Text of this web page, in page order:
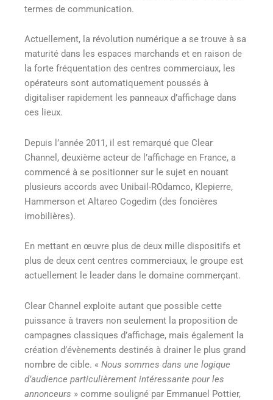
termes de communication.
Actuellement, la révolution numérique a se trouve à sa
maturité dans les espaces marchands et en raison de
la forte fréquentation des centres commerciaux, les
opérateurs sont automatiquement poussés à
digitaliser rapidement les panneaux d’affichage dans
ces lieux.
Depuis l’année 2011, il est remarqué que Clear
Channel, deuxième acteur de l’affichage en France, a
commencé à se positionner sur le sujet en nouant
plusieurs accords avec Unibail-ROdamco, Klepierre,
Hammerson et Altareo Cogedim (des foncières
imobilières).
En mettant en œuvre plus de deux mille dispositifs et
plus de deux cent centres commerciaux, le groupe est
actuellement le leader dans le domaine commerçant.
Clear Channel exploite autant que possible cette
puissance à travers non seulement la proposition de
campagnes classiques d’affichage, mais également la
création d’évènements destinés à drainer le plus grand
nombre de cible. « Nous sommes dans une logique
d’audience particulièrement intéressante pour les
annonceurs » comme souligné par Emmanuel Pottier,